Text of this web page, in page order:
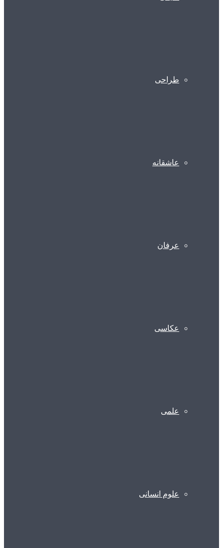
طراحی
عاشقانه
عرفان
عکاسی
علمی
علوم انسانی